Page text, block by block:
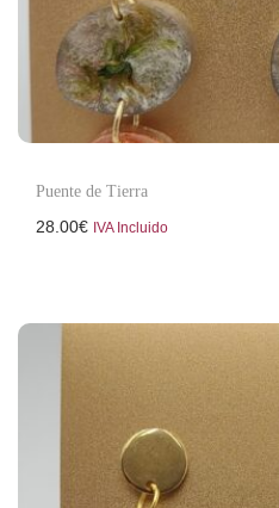
Puente de Tierra
28.00€ IVA Incluido